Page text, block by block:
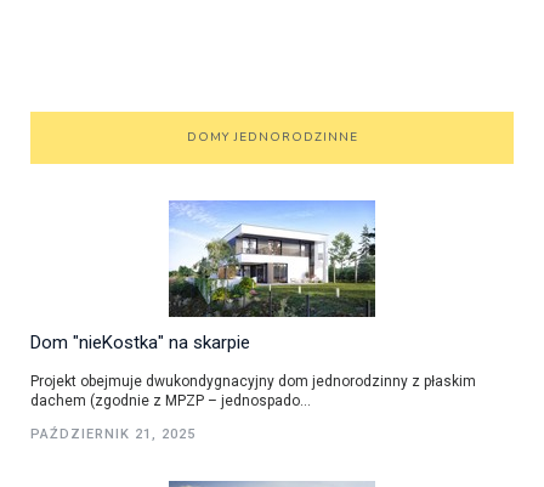
DOMY JEDNORODZINNE
Dom "nieKostka" na skarpie
Projekt obejmuje dwukondygnacyjny dom jednorodzinny z płaskim
dachem (zgodnie z MPZP – jednospado...
PAŹDZIERNIK 21, 2025